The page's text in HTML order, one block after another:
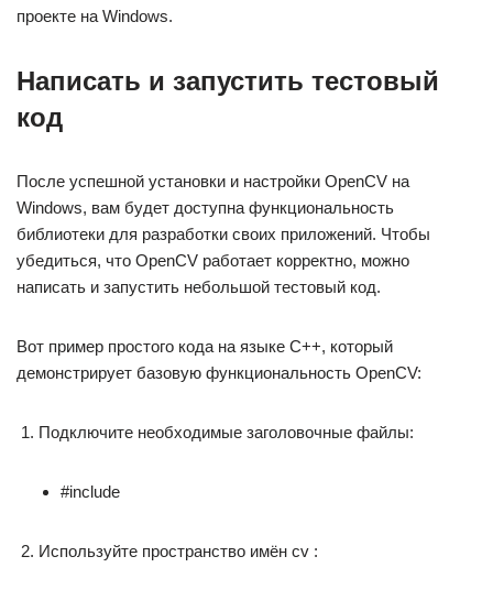
проекте на Windows.
Написать и запустить тестовый
код
После успешной установки и настройки OpenCV на
Windows, вам будет доступна функциональность
библиотеки для разработки своих приложений. Чтобы
убедиться, что OpenCV работает корректно, можно
написать и запустить небольшой тестовый код.
Вот пример простого кода на языке C++, который
демонстрирует базовую функциональность OpenCV:
Подключите необходимые заголовочные файлы:
#include
Используйте пространство имён cv :